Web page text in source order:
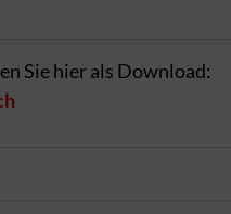
Sie hier als Download: